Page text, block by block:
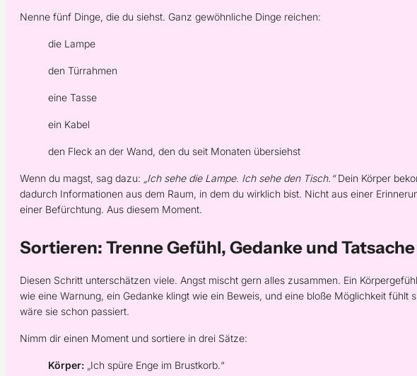
Nenne fünf Dinge, die du siehst. Ganz gewöhnliche Dinge reichen:
die Lampe
den Türrahmen
eine Tasse
ein Kabel
den Fleck an der Wand, den du seit Monaten übersiehst
Wenn du magst, sag dazu: „Ich sehe die Lampe. Ich sehe den Tisch.“Dein Körper
dadurch Informationen aus dem Raum, in dem du wirklich bist. Nicht aus einer
einer Befürchtung. Aus diesem Moment.
Sortieren: Trenne Gefühl, Gedanke und Tatsache
Diesen Schritt unterschätzen viele. Angst mischt gern alles zusammen. Ein
wie eine Warnung, ein Gedanke klingt wie ein Beweis, und eine bloße Möglichkeit fühlt
wäre sie schon passiert.
Nimm dir einen Moment und sortiere in drei Sätze:
Körper: „Ich spüre Enge im Brustkorb.“